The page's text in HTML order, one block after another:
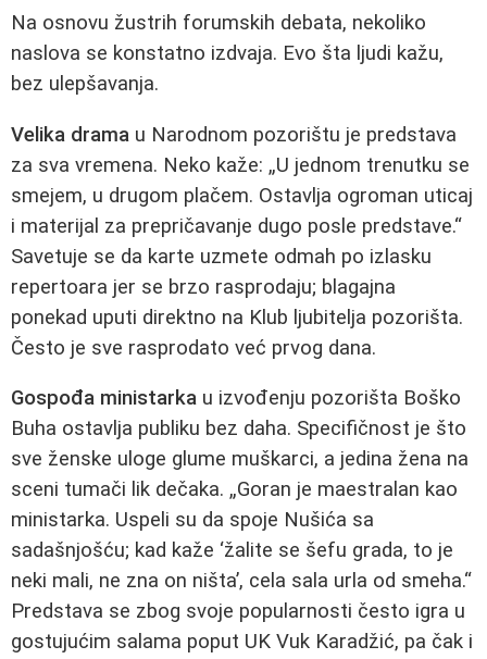
Na osnovu žustrih forumskih debata, nekoliko
naslova se konstatno izdvaja. Evo šta ljudi kažu,
bez ulepšavanja.
Velika drama u Narodnom pozorištu je predstava
za sva vremena. Neko kaže: „U jednom trenutku se
smejem, u drugom plačem. Ostavlja ogroman uticaj
i materijal za prepričavanje dugo posle predstave.“
Savetuje se da karte uzmete odmah po izlasku
repertoara jer se brzo rasprodaju; blagajna
ponekad uputi direktno na Klub ljubitelja pozorišta.
Često je sve rasprodato već prvog dana.
Gospođa ministarka u izvođenju pozorišta Boško
Buha ostavlja publiku bez daha. Specifičnost je što
sve ženske uloge glume muškarci, a jedina žena na
sceni tumači lik dečaka. „Goran je maestralan kao
ministarka. Uspeli su da spoje Nušića sa
sadašnjošću; kad kaže ‘žalite se šefu grada, to je
neki mali, ne zna on ništa’, cela sala urla od smeha.“
Predstava se zbog svoje popularnosti često igra u
gostujućim salama poput UK Vuk Karadžić, pa čak i